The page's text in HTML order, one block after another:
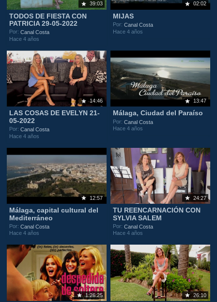
39:03
TODOS DE FIESTA CON
PATRICIA 29-05-2022
Por:Canal Costa
Hace 4 años
02:02
MIJAS
Por:Canal Costa
Hace 4 años
14:46
LAS COSAS DE EVELYN 21-
05-2022
Por:Canal Costa
Hace 4 años
13:47
Málaga, Ciudad del Paraíso
Por:Canal Costa
Hace 4 años
12:57
Málaga, capital cultural del
Mediterráneo
Por:Canal Costa
Hace 4 años
24:27
TU REENCARNACIÓN CON
SYLVIA SALEM
Por:Canal Costa
Hace 4 años
1:26:25 26:10